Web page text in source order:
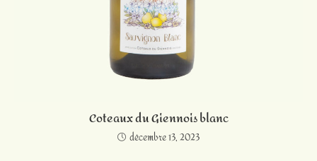
Coteaux du Giennois blanc
décembre 13, 2023